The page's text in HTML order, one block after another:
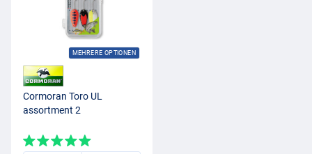
MEHRERE OPTIONEN
Cormoran Toro UL
assortment 2